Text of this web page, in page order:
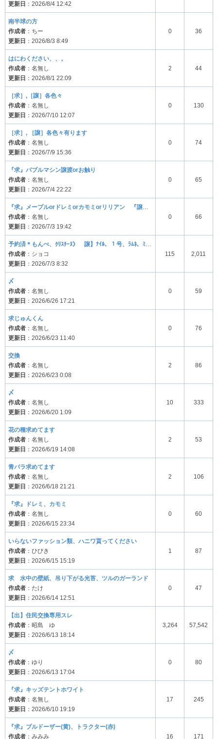
更新日
：2026/8/4 12:42
南半球の方
作成者 ：ちー
更新日
：2026/8/3 8:49
0 36
はにわください、、。
作成者 ：名無し
更新日
：2026/8/1 22:09
2 44
［求］,［譲］各色々
作成者 ：名無し
更新日
：2026/7/10 12:07
0 130
［求］, ［譲］各色々有ります
作成者 ：名無し
更新日
：2026/7/9 15:36
0 74
『求』バブルマシン譲渡orお触り
作成者 ：名無し
更新日
：2026/7/4 22:22
0 65
作成者 ：名無し
更新日
：2026/7/3 19:42
0 66
作成者 ：ショコ
更新日
：2026/7/3 8:32
115 2,011
〆
作成者 ：名無し
更新日
：2026/6/26 17:21
0 59
求じゅんくん
作成者 ：名無し
更新日
：2026/6/23 11:40
0 76
交換
作成者 ：名無し
更新日
：2026/6/23 0:08
2 86
〆
作成者 ：名無し
更新日
：2026/6/20 1:09
10 333
花の種求めてます
作成者 ：名無し
更新日
：2026/6/19 14:08
2 53
青バラ求めてます
作成者 ：名無し
更新日
：2026/6/18 21:21
2 106
『求』ドレミ、カモミ
作成者 ：名無し
更新日
：2026/6/15 23:34
0 60
いらないファッション類、ハニワ貰ってください
作成者 ：ひびき
更新日
：2026/6/15 15:19
1 87
求 水中の壁紙、吊り下がる光苔、ツルのガーランド
作成者 ：たけ
更新日
：2026/6/14 12:51
0 47
【出】住民交換専用スレ
作成者 ：昭島 ゆ
更新日
：2026/6/13 18:14
3,264 57,542
〆
作成者 ：ゆり
更新日
：2026/6/13 17:04
0 80
『求』キッズテントホワイト
作成者 ：名無し
更新日
：2026/6/10 19:19
17 245
『求』ブルドーザー(黄)、トラクター(赤)
作成者 ：みみみ 16 171